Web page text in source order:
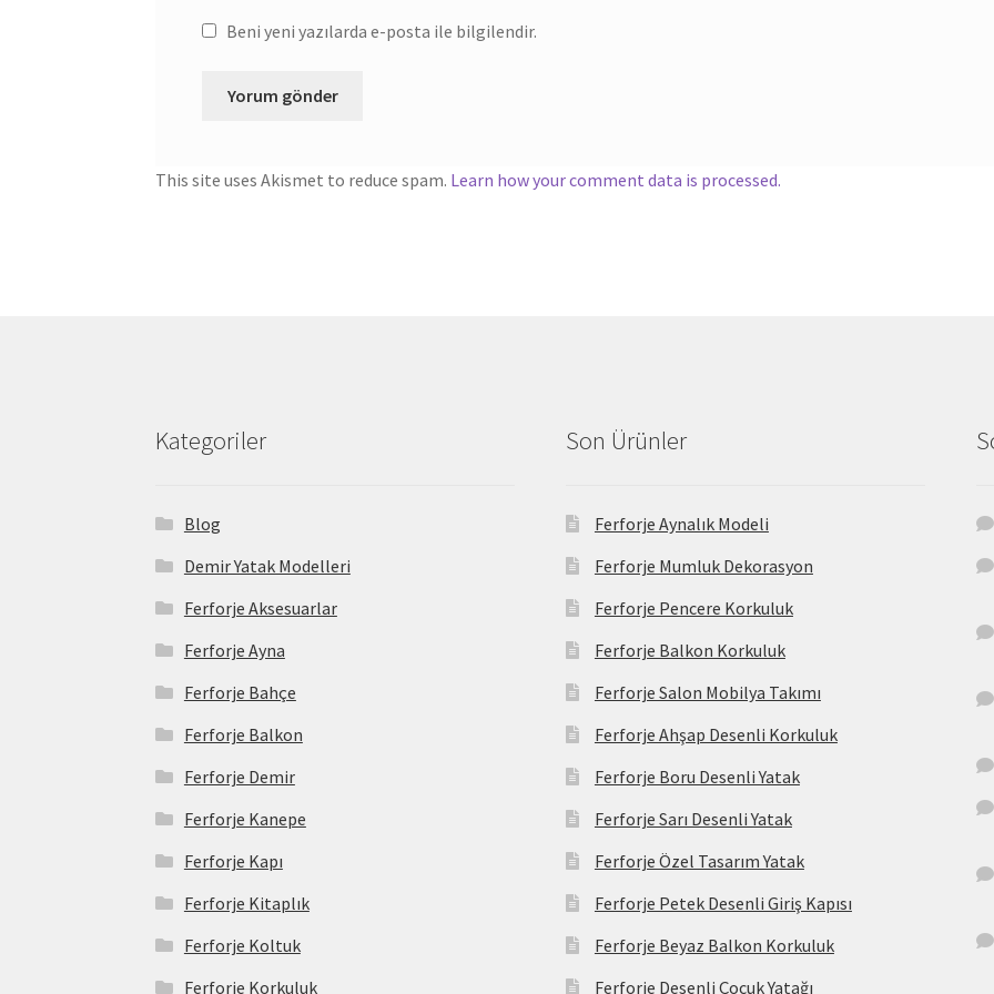
Beni yeni yazılarda e-posta ile bilgilendir.
This site uses Akismet to reduce spam. Learn how your comment data is processed.
Kategoriler
Blog
Demir Yatak Modelleri
Ferforje Aksesuarlar
Ferforje Ayna
Ferforje Bahçe
Ferforje Balkon
Ferforje Demir
Ferforje Kanepe
Ferforje Kapı
Ferforje Kitaplık
Ferforje Koltuk
Ferforje Korkuluk
Son Ürünler
Ferforje Aynalık Modeli
Ferforje Mumluk Dekorasyon
Ferforje Pencere Korkuluk
Ferforje Balkon Korkuluk
Ferforje Salon Mobilya Takımı
Ferforje Ahşap Desenli Korkuluk
Ferforje Boru Desenli Yatak
Ferforje Sarı Desenli Yatak
Ferforje Özel Tasarım Yatak
Ferforje Petek Desenli Giriş Kapısı
Ferforje Beyaz Balkon Korkuluk
Ferforje Desenli Çocuk Yatağı